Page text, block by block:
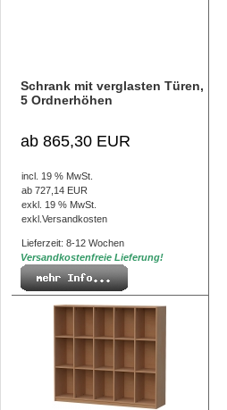
Schrank mit verglasten Türen,
5 Ordnerhöhen
ab 865,30 EUR
incl. 19 % MwSt.
ab 727,14 EUR
exkl. 19 % MwSt.
exkl. Versandkosten
Lieferzeit: 8-12 Wochen
Versandkostenfreie Lieferung!